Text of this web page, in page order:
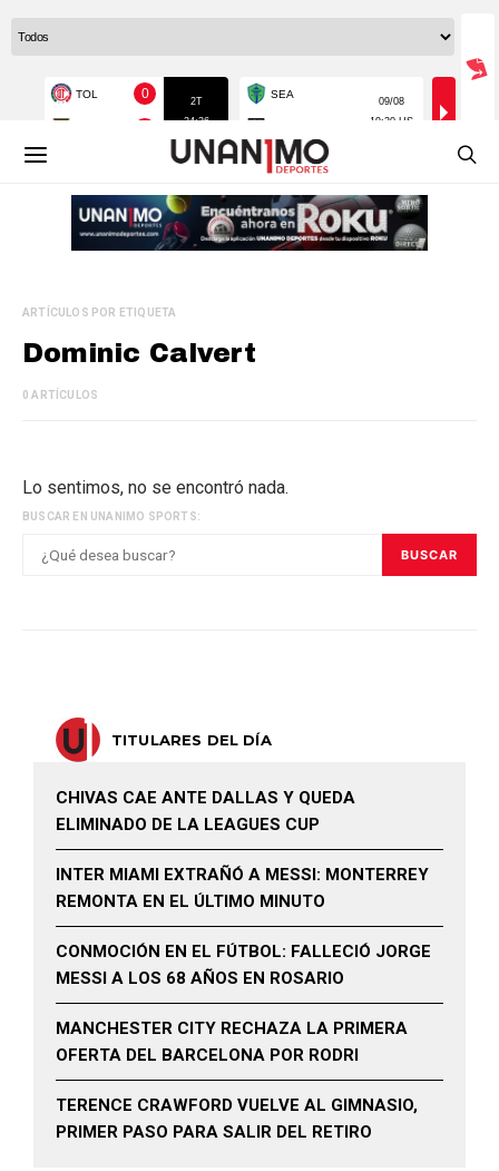
ARTÍCULOS POR ETIQUETA
Dominic Calvert
0 ARTÍCULOS
Lo sentimos, no se encontró nada.
BUSCAR EN UNANIMO SPORTS:
BUSCAR
TITULARES DEL DÍA
CHIVAS CAE ANTE DALLAS Y QUEDA
ELIMINADO DE LA LEAGUES CUP
INTER MIAMI EXTRAÑÓ A MESSI: MONTERREY
REMONTA EN EL ÚLTIMO MINUTO
CONMOCIÓN EN EL FÚTBOL: FALLECIÓ JORGE
MESSI A LOS 68 AÑOS EN ROSARIO
MANCHESTER CITY RECHAZA LA PRIMERA
OFERTA DEL BARCELONA POR RODRI
TERENCE CRAWFORD VUELVE AL GIMNASIO,
PRIMER PASO PARA SALIR DEL RETIRO